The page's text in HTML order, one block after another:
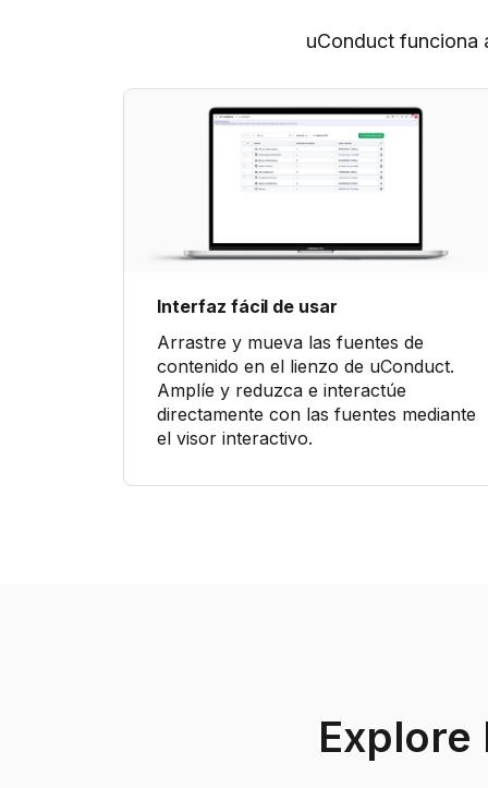
uConduct funciona
Interfaz fácil de usar
Arrastre y mueva las fuentes de
contenido en el lienzo de uConduct.
Amplíe y reduzca e interactúe
directamente con las fuentes mediante
el visor interactivo.